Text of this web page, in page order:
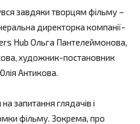
завдяки творцям фільму –
директорка компанії-
Hub Ольга Пантелеймонова,
художник-постановник
Антикова.
запитання глядачів і
фільму. Зокрема, про